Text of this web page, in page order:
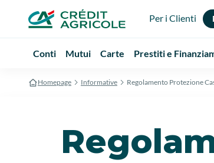
Per i Clienti
Conti Mutui Carte Prestiti e
Homepage Informative Regolamento Protezione